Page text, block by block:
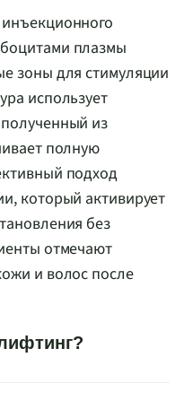
плазмы
зоны для стимуляции
использует
из
полную
подход
который активирует
без
отмечают
и волос после